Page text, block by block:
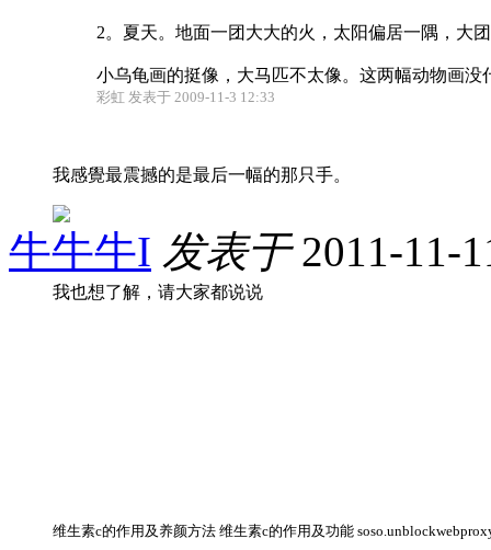
2。夏天。地面一团大大的火，太阳偏居一隅，大
小乌龟画的挺像，大马匹不太像。这两幅动物画没
彩虹 发表于 2009-11-3 12:33
我感覺最震撼的是最后一幅的那只手。
牛牛牛I 发表于 2011-11-
我也想了解，请大家都说说
维生素c的作用及养颜方法 维生素c的作用及功能